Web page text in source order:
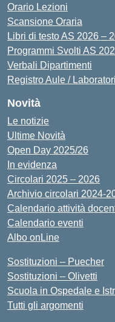
Orario Lezioni
Scansione Oraria
Libri di testo AS 2026 –
Programmi Svolti AS
Verbali Dipartimenti
Registro Aule / Laboratori
Novità
Le notizie
Ultime Novità
Open Day 2025/26
In evidenza
Circolari 2025 – 2026
Archivio circolari 2024-
Calendario attività
Calendario eventi
Albo onLine
Sostituzioni – Puecher
Sostituzioni – Olivetti
Scuola in Ospedale e
Tutti gli argomenti